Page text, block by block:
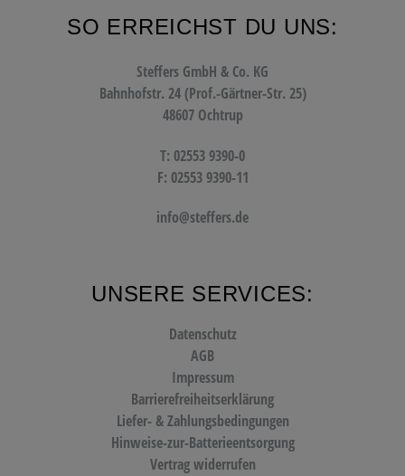
SO ERREICHST DU UNS:
Steffers GmbH & Co. KG
Bahnhofstr. 24 (Prof.-Gärtner-Str. 25)
48607 Ochtrup
T: 02553 9390-0
F: 02553 9390-11
info@steffers.de
UNSERE SERVICES:
Datenschutz
AGB
Impressum
Barrierefreiheitserklärung
Liefer- & Zahlungsbedingungen
Hinweise-zur-Batterieentsorgung
Vertrag widerrufen